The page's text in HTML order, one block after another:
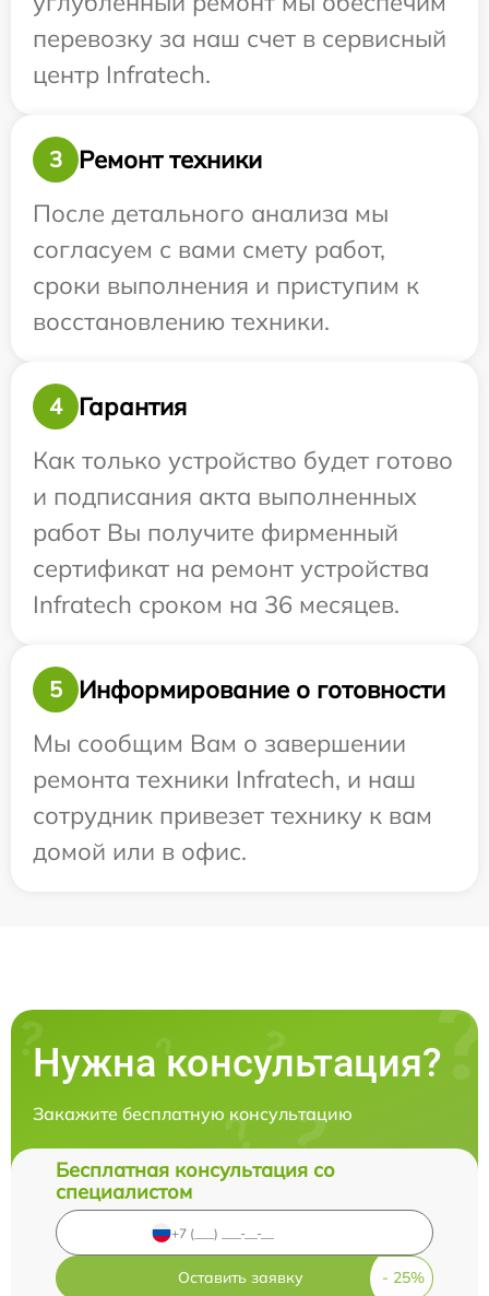
перевозку за наш счет в сервисный
центр Infratech.
3
Ремонт техники
После детального анализа мы
согласуем с вами смету работ,
сроки выполнения и приступим к
восстановлению техники.
4
Гарантия
Как только устройство будет готово
и подписания акта выполненных
работ Вы получите фирменный
сертификат на ремонт устройства
Infratech сроком на 36 месяцев.
5
Информирование о готовности
Мы сообщим Вам о завершении
ремонта техники Infratech, и наш
сотрудник привезет технику к вам
домой или в офис.
Нужна консультация?
Закажите бесплатную консультацию
Бесплатная консультация со
специалистом
Оставить заявку